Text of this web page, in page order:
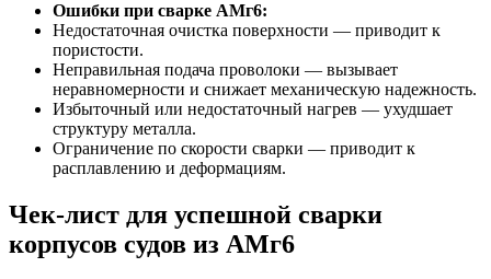
Ошибки при сварке АМг6:
Недостаточная очистка поверхности — приводит к
пористости.
Неправильная подача проволоки — вызывает
неравномерности и снижает механическую надежность.
Избыточный или недостаточный нагрев — ухудшает
структуру металла.
Ограничение по скорости сварки — приводит к
расплавлению и деформациям.
Чек-лист для успешной сварки
корпусов судов из АМг6